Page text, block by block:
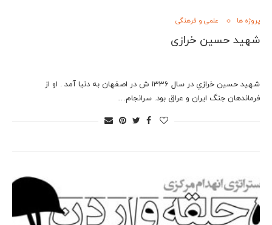
پروژه ها علمی و فرهنگی
شهید حسین خرازی
شهيد حسين خرازي در سال 1336 ش در اصفهان به دنيا آمد . او از
فرماندهان جنگ ایران و عراق بود. سرانجام…